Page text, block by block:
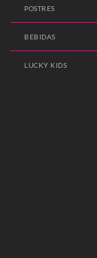
POSTRES
BEBIDAS
LUCKY KIDS